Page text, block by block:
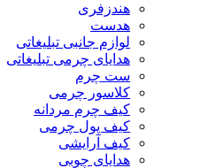
هندزفری
هدست
لوازم جانبی تبلیغاتی
هدایای چرمی تبلیغاتی
ست چرم
کلاسور چرمی
کیف چرم مردانه
کیف پول چرمی
کیف آرایشی
هدایای چوبی